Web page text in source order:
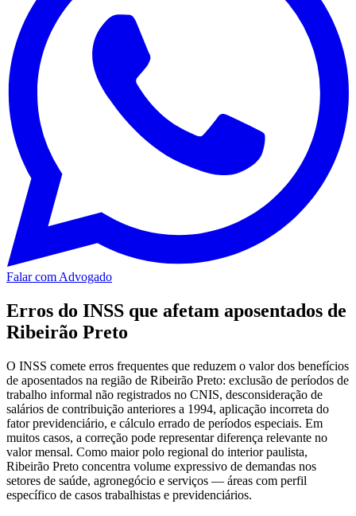
Falar com Advogado
Erros do INSS que afetam aposentados de
Ribeirão Preto
O INSS comete erros frequentes que reduzem o valor dos benefícios
de aposentados na região de Ribeirão Preto: exclusão de períodos de
trabalho informal não registrados no CNIS, desconsideração de
salários de contribuição anteriores a 1994, aplicação incorreta do
fator previdenciário, e cálculo errado de períodos especiais. Em
muitos casos, a correção pode representar diferença relevante no
valor mensal. Como maior polo regional do interior paulista,
Ribeirão Preto concentra volume expressivo de demandas nos
setores de saúde, agronegócio e serviços — áreas com perfil
específico de casos trabalhistas e previdenciários.